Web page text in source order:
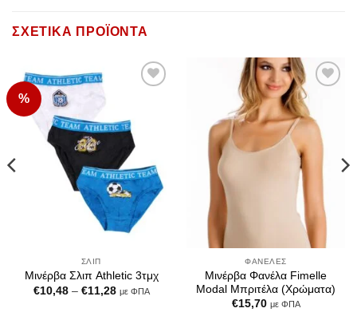
ΣΧΕΤΙΚΆ ΠΡΟΪΌΝΤΑ
%
ΣΛΙΠ
Μινέρβα Σλιπ Athletic 3τμχ
€10,48 – €11,28Price
range:
με ΦΠΑ
Add to
Wishlist
ΦΑΝΈΛΕΣ
Μινέρβα Φανέλα Fimelle
Modal Μπριτέλα (Χρώματα)
€15,70 με ΦΠΑ